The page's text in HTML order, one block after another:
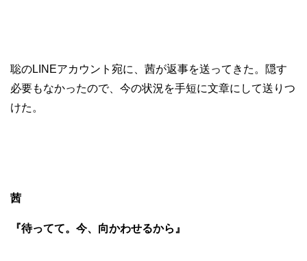
聡のLINEアカウント宛に、茜が返事を送ってきた。隠す
必要もなかったので、今の状況を手短に文章にして送りつ
けた。
茜
『待ってて。今、向かわせるから』